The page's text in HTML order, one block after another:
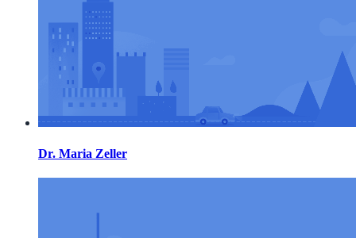
Dr. Maria Zeller